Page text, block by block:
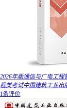
2026年版通信与广电工
程类考试中国建筑工业出
1条评价